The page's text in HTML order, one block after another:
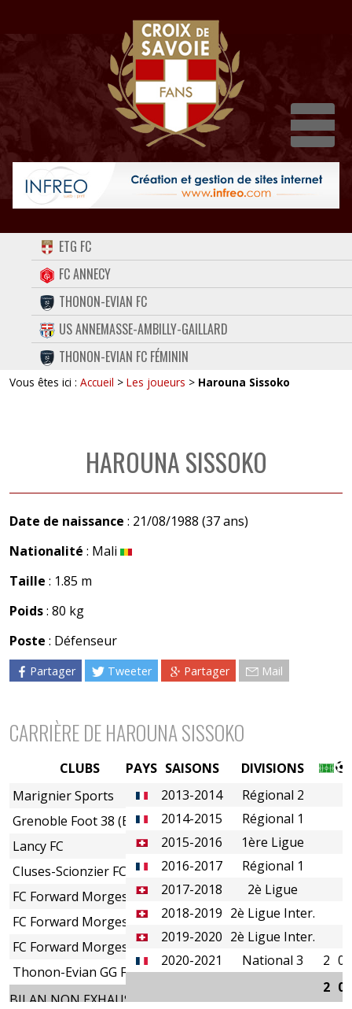
ACCUEIL
FORUM
CONTACT
FACEBOOK
TWITTER
ETG FC
FC ANNECY
THONON-EVIAN FC
US ANNEMASSE-AMBILLY-GAILLARD
THONON-EVIAN FC FÉMININ
Vous êtes ici : Accueil > Les joueurs > Harouna Sissoko
HAROUNA SISSOKO
Date de naissance : 21/08/1988 (37 ans)
Nationalité : Mali
Taille : 1.85 m
Poids: 80 kg
Poste : Défenseur
Partager Tweeter Partager Mail
CARRIÈRE DE HAROUNA SISSOKO
PAYS SAISONS
DIVISIONS
2013-2014
Régional 2
2014-2015
Régional 1
2015-2016
1ère Ligue
2016-2017
Régional 1
2017-2018
2è Ligue
2018-2019 2è Ligue Inter.
2019-2020 2è Ligue Inter.
2020-2021
National 3 2 0
2 0
CLUBS
Marignier Sports
Grenoble Foot 38 (B)
Lancy FC
Cluses-Scionzier FC
FC Forward Morges
FC Forward Morges
FC Forward Morges
Thonon-Evian GG FC
BILAN NON EXHAUSTIF